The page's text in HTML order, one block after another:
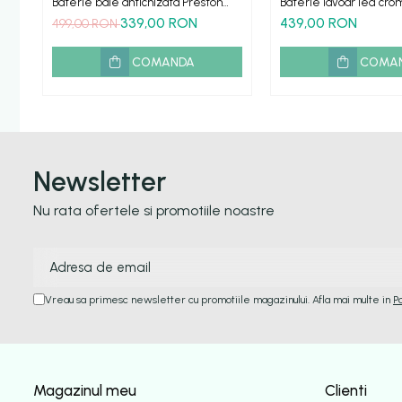
Cascada neagra
499,00 RON339,00 RON
COMANDA
cascada
439,00 RON
Newsletter
Nu rata ofertele si promotiile noastre
Vreau sa primesc newsletter cu promotiile magazinului. Afla mai multe in
Magazinul meu Clienti